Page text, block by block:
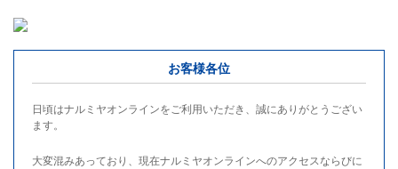
お客様各位
日頃はナルミヤオンラインをご利用いただき、誠にありがとうござい
ます。
大変混みあっており、現在ナルミヤオンラインへのアクセスならびに